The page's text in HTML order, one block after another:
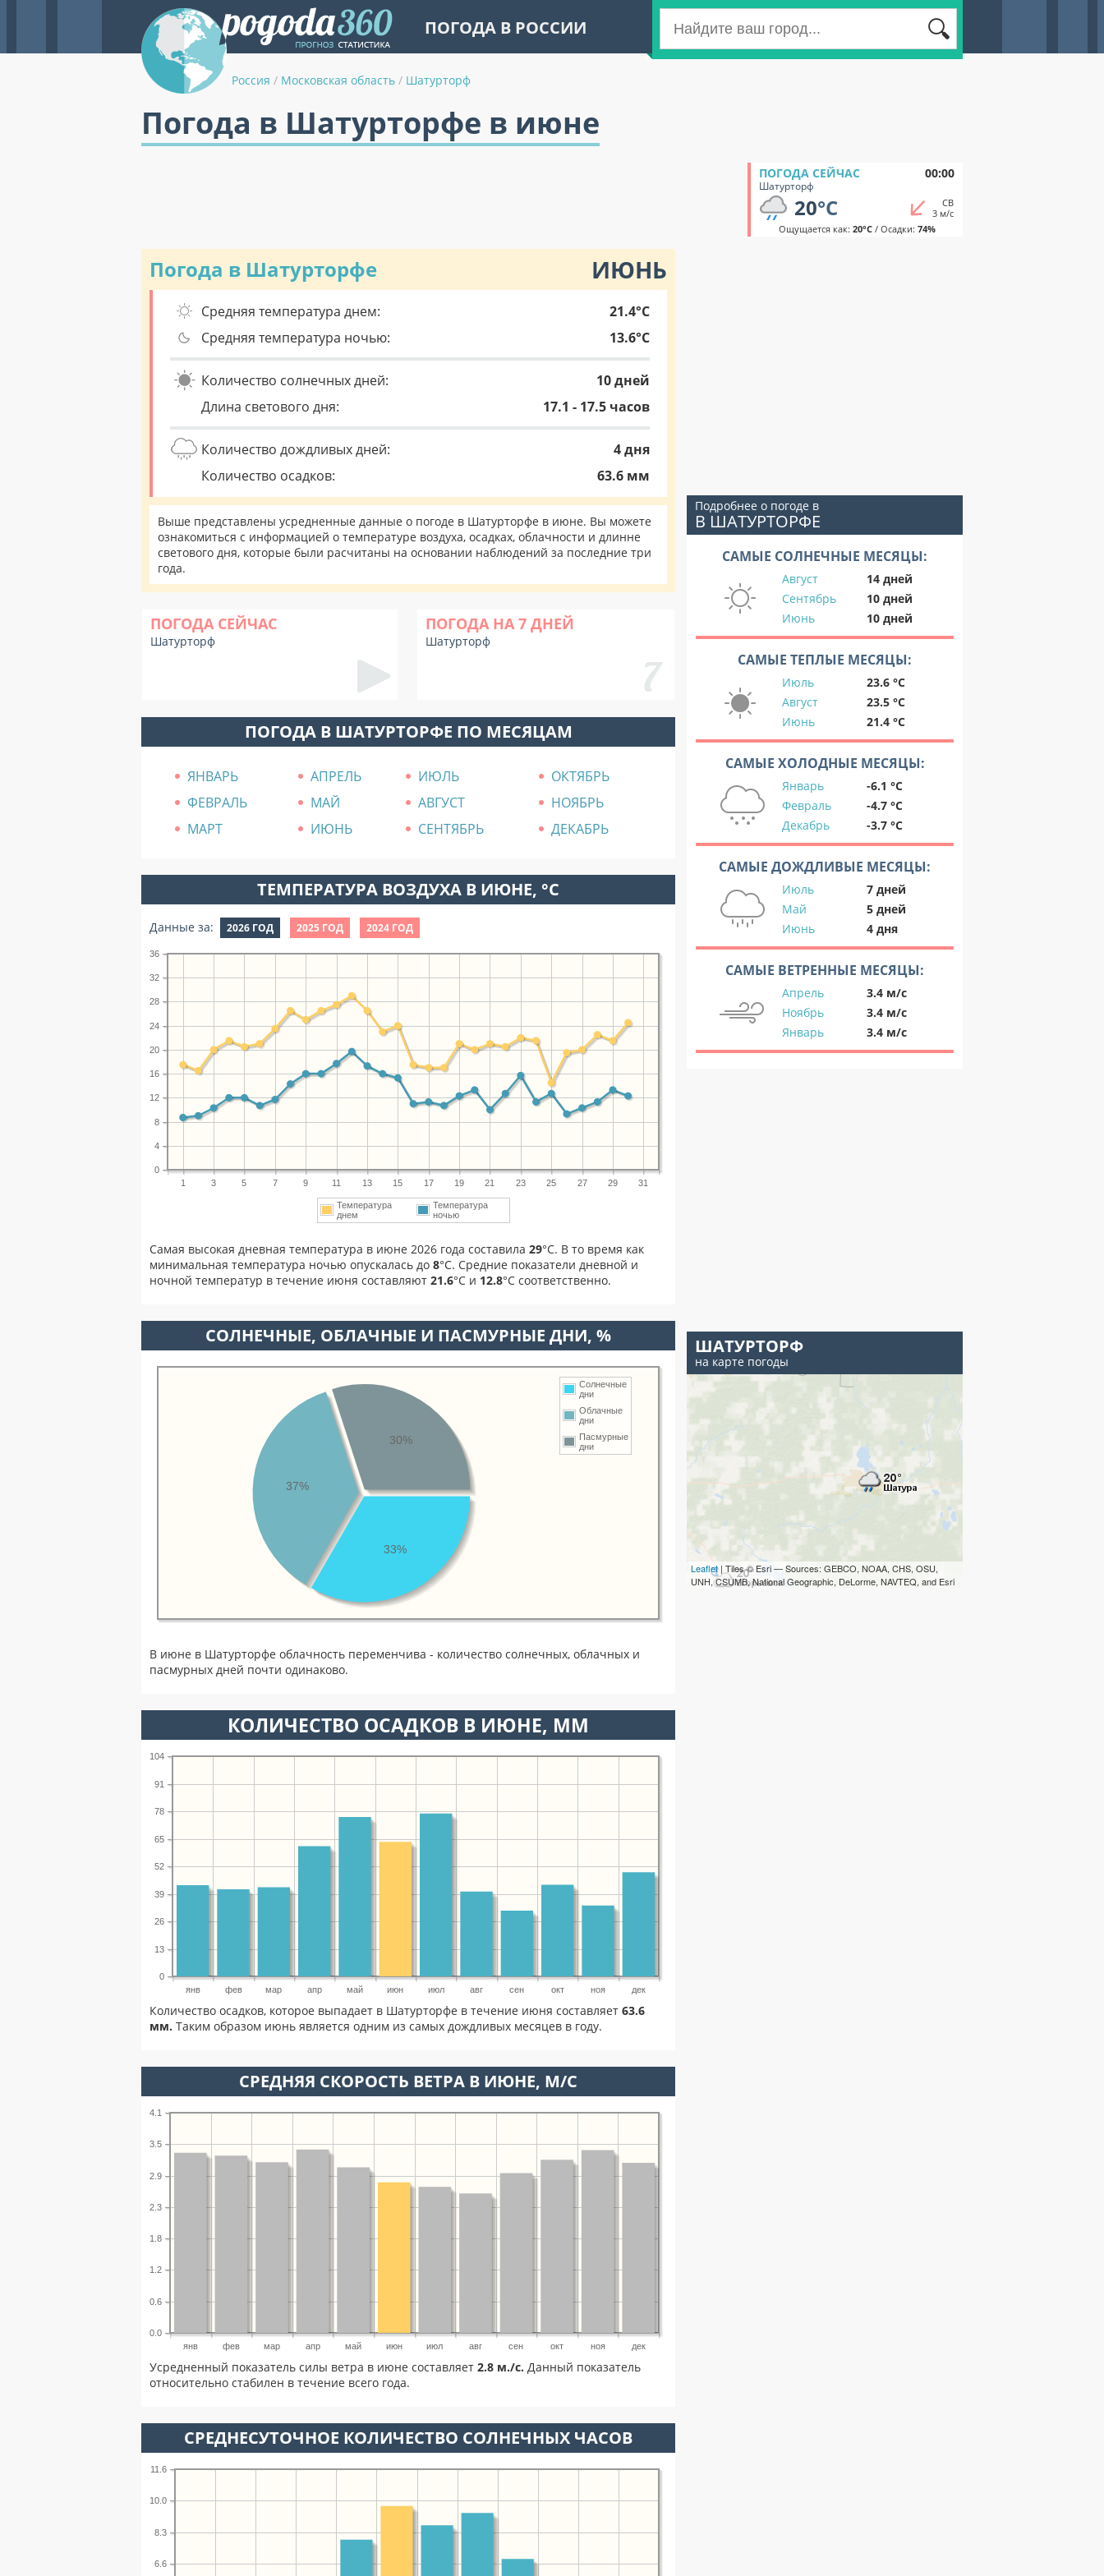
ПОГОДА В РОССИИ
Россия / Московская область / Шатурторф
Погода в Шатурторфе в июне
ПОГОДА СЕЙЧАС 00:00
Шатурторф
20°C
СВ
3 м/с
Ощущается как: 20°C/ Осадки: 74%
Погода в Шатурторфе ИЮНЬ
Средняя температура днем:
21.4°C
Средняя температура ночью:
13.6°C
Количество солнечных дней:
10 дней
Длина светового дня:
17.1 - 17.5 часов
Количество дождливых дней:
4 дня
Количество осадков:
63.6 мм
Выше представлены усредненные данные о погоде в Шатурторфе в июне. Вы можете
ознакомиться с информацией о температуре воздуха, осадках, облачности и длинне
светового дня, которые были расчитаны на основании наблюдений за последние три
года.
ПОГОДА СЕЙЧАС
Шатурторф
ПОГОДА НА 7 ДНЕЙ
Шатурторф
ПОГОДА В ШАТУРТОРФЕ ПО МЕСЯЦАМ
ЯНВАРЬ АПРЕЛЬ ИЮЛЬ
ОКТЯБРЬ
ФЕВРАЛЬ
МАЙ АВГУСТ
НОЯБРЬ
МАРТ
ИЮНЬ СЕНТЯБРЬ ДЕКАБРЬ
ТЕМПЕРАТУРА ВОЗДУХА В ИЮНЕ, °C
Данные за: 2026 ГОД 2025 ГОД 2024 ГОД
1 3 5 7 9 11 13 15 17 19 21 23 25 27 29 31
0
4
8
12
16
20
24
28
32
36
Температура
днем
Температура
ночью
Самая высокая дневная температура в июне 2026 года составила 29°С. В то время как
минимальная температура ночью опускалась до 8°C. Средние показатели дневной и
ночной температур в течение июня составляют 21.6°С и 12.8°С соответственно.
CОЛНЕЧНЫЕ, ОБЛАЧНЫЕ И ПАСМУРНЫЕ ДНИ, %
Солнечные
дни
Облачные
дни
Пасмурные
дни
33%
37%
30%
В июне в Шатурторфе облачность переменчива - количество солнечных, облачных и
пасмурных дней почти одинаково.
КОЛИЧЕСТВО ОСАДКОВ В ИЮНЕ, ММ
янв фев мар апр май июн июл авг сен окт ноя дек
0
13
26
39
52
65
78
91
104
Количество осадков, которое выпадает в Шатурторфе в течение июня составляет 63.6
мм. Таким образом июнь является одним из самых дождливых месяцев в году.
СРЕДНЯЯ СКОРОСТЬ ВЕТРА В ИЮНЕ, М/С
янв фев мар апр май июн июл авг сен окт ноя дек
0.0
0.6
1.2
1.8
2.3
2.9
3.5
4.1
Усредненный показатель силы ветра в июне составляет 2.8 м./с. Данный показатель
относительно стабилен в течение всего года.
СРЕДНЕСУТОЧНОЕ КОЛИЧЕСТВО СОЛНЕЧНЫХ ЧАСОВ
6.6
8.3
10.0
11.6
Подробнее о погоде в
В ШАТУРТОРФЕ
САМЫЕ СОЛНЕЧНЫЕ МЕСЯЦЫ:
Август
14 дней
Сентябрь
10 дней
Июнь
10 дней
САМЫЕ ТЕПЛЫЕ МЕСЯЦЫ:
Июль
23.6 °C
Август
23.5 °C
Июнь
21.4 °C
САМЫЕ ХОЛОДНЫЕ МЕСЯЦЫ:
Январь
-6.1 °C
Февраль
-4.7 °C
Декабрь
-3.7 °C
САМЫЕ ДОЖДЛИВЫЕ МЕСЯЦЫ:
Июль
7 дней
Май
5 дней
Июнь
4 дня
САМЫЕ ВЕТРЕННЫЕ МЕСЯЦЫ:
Апрель
3.4 м/с
Ноябрь
3.4 м/с
Январь
3.4 м/с
ШАТУРТОРФ
на карте погоды
Leaflet| Tiles © Esri — Sources: GEBCO, NOAA, CHS, OSU,
UNH, CSUMB, National Geographic, DeLorme, NAVTEQ, and Esri